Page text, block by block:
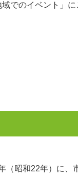
でのイベント」に
昭和22年）に、